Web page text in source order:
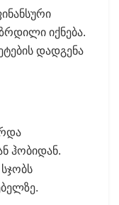
იქნება.
დადგენა
ჰობიდან.